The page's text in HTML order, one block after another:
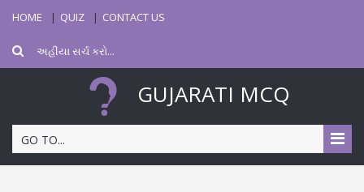
HOME QUIZ CONTACT US
GUJARATI MCQ
GO TO...